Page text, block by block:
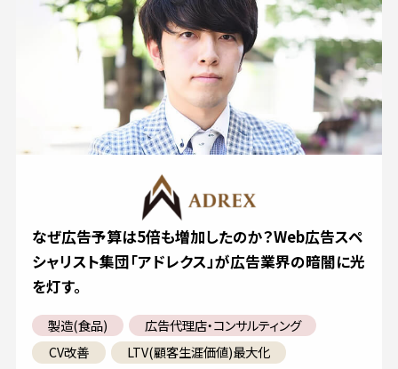
なぜ広告予算は5倍も増加したのか？Web広告スペ
シャリスト集団「アドレクス」が広告業界の暗闇に光
を灯す。
製造(食品)
広告代理店・コンサルティング
CV改善
LTV(顧客生涯価値)最大化